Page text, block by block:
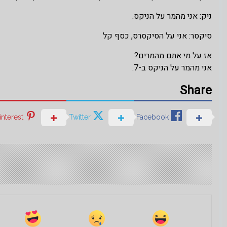
ניק: אני מהמר על הניקס.
סיקסר: אני על הסיקסרס, כסף קל
אז על מי אתם מהמרים?
אני מהמר על הניקס ב-7.
Share
Facebook
Twitter